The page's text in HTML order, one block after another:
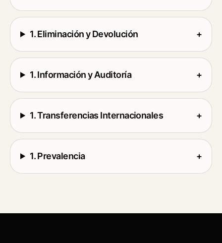
1. Eliminación y Devolución +
1. Información y Auditoría +
1. Transferencias Internacionales +
1. Prevalencia +